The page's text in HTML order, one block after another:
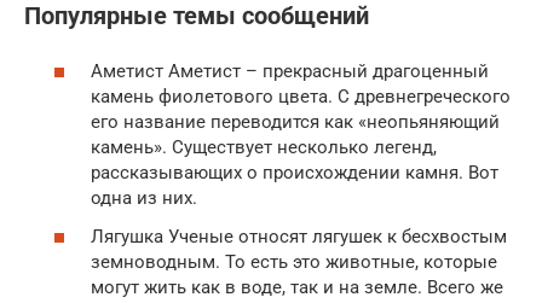
Популярные темы сообщений
Аметист Аметист – прекрасный драгоценный
камень фиолетового цвета. С древнегреческого
его название переводится как «неопьяняющий
камень». Существует несколько легенд,
рассказывающих о происхождении камня. Вот
одна из них.
Лягушка Ученые относят лягушек к бесхвостым
земноводным. То есть это животные, которые
могут жить как в воде, так и на земле. Всего же